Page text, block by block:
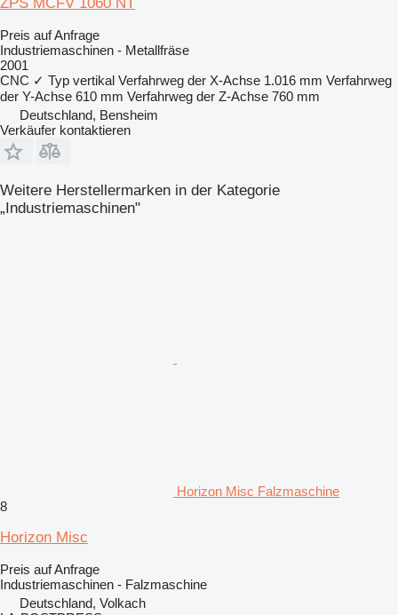
Preis auf Anfrage
Industriemaschinen - Metallfräse
2001
CNC ✓ Typ vertikal Verfahrweg der X-Achse 1.016 mm Verfahrweg
der Y-Achse 610 mm Verfahrweg der Z-Achse 760 mm
Deutschland, Bensheim
Verkäufer kontaktieren
Weitere Herstellermarken in der Kategorie
„Industriemaschinen"
Horizon Misc Falzmaschine
8
Horizon Misc
Preis auf Anfrage
Industriemaschinen - Falzmaschine
Deutschland, Volkach